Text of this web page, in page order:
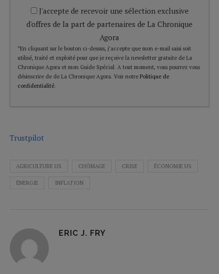
J'accepte de recevoir une sélection exclusive
d'offres de la part de partenaires de La Chronique
Agora
*En cliquant sur le bouton ci-dessus, j’accepte que mon e-mail saisi soit
utilisé, traité et exploité pour que je reçoive la newsletter gratuite de La
Chronique Agora et mon Guide Spécial. A tout moment, vous pourrez vous
désinscrire de de La Chronique Agora. Voir notre Politique de
confidentialité.
Trustpilot
AGRICULTURE US CHÔMAGE CRISE ÉCONOMIE US
ÉNERGIE INFLATION
ERIC J. FRY